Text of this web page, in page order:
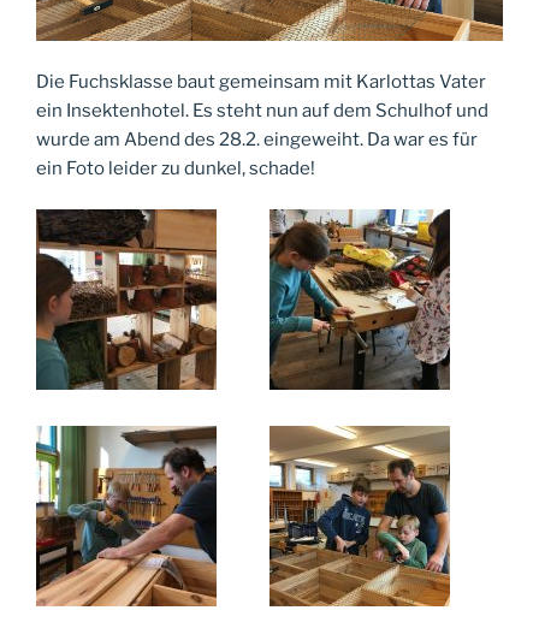
Die Fuchsklasse baut gemeinsam mit Karlottas Vater
ein Insektenhotel. Es steht nun auf dem Schulhof und
wurde am Abend des 28.2. eingeweiht. Da war es für
ein Foto leider zu dunkel, schade!